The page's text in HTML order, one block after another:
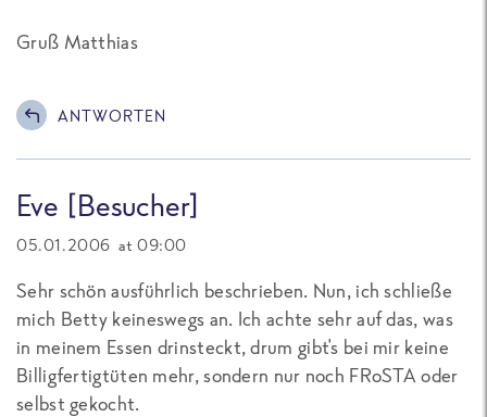
Gruß Matthias
ANTWORTEN
Eve [Besucher]
05.01.2006 at 09:00
Sehr schön ausführlich beschrieben. Nun, ich schließe
mich Betty keineswegs an. Ich achte sehr auf das, was
in meinem Essen drinsteckt, drum gibt's bei mir keine
Billigfertigtüten mehr, sondern nur noch FRoSTA oder
selbst gekocht.